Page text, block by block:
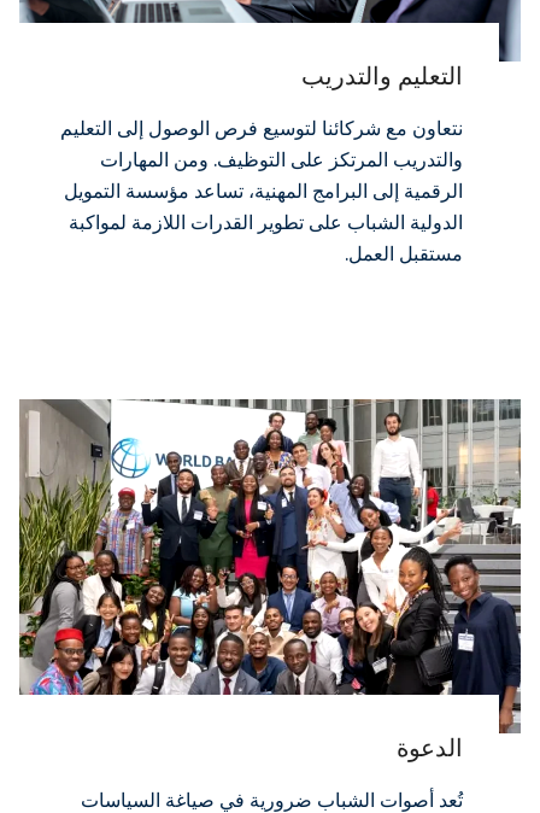
التعليم والتدريب
نتعاون مع شركائنا لتوسيع فرص الوصول إلى التعليم
والتدريب المرتكز على التوظيف. ومن المهارات
الرقمية إلى البرامج المهنية، تساعد مؤسسة التمويل
الدولية الشباب على تطوير القدرات اللازمة لمواكبة
مستقبل العمل.
الدعوة
تُعد أصوات الشباب ضرورية في صياغة السياسات